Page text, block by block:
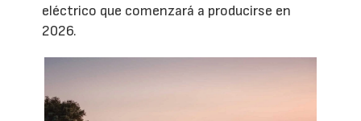
eléctrico que comenzará a producirse en
2026.